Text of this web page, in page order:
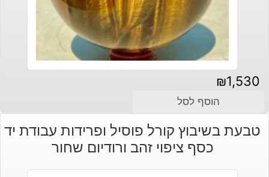
₪1,530
הוסף לסל
טבעת בשיבוץ קורל פוסיל ופרידות עבודת יד
כסף ציפוי זהב ורודיום שחור